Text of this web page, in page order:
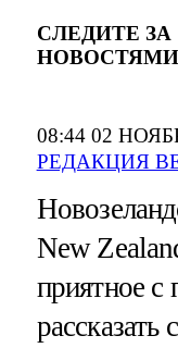
08:44 02
РЕДАКЦИЯ
СЛЕДИТЕ ЗА
New
приятное
рассказать